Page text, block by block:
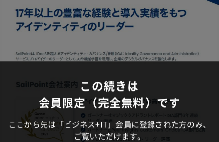
この続きは
会員限定（完全無料）です
ここから先は「ビジネス+IT」会員に登録された方のみ、
ご覧いただけます。